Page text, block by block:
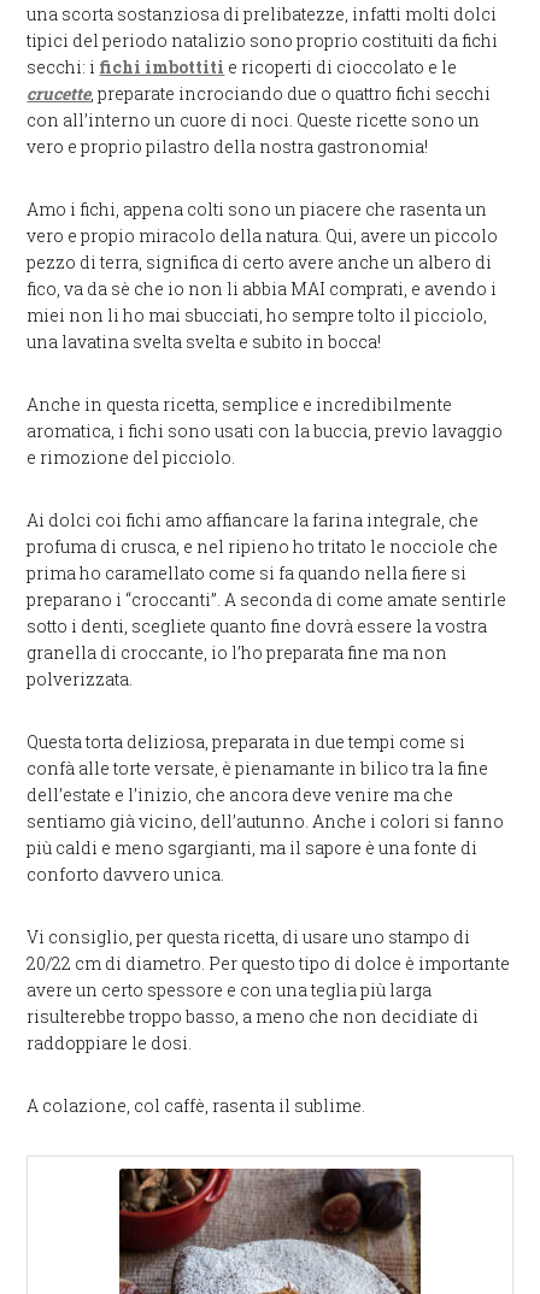
una scorta sostanziosa di prelibatezze, infatti molti dolci
tipici del periodo natalizio sono proprio costituiti da fichi
secchi: i fichi imbottiti e ricoperti di cioccolato e le
crucette, preparate incrociando due o quattro fichi secchi
con all’interno un cuore di noci. Queste ricette sono un
vero e proprio pilastro della nostra gastronomia!
Amo i fichi, appena colti sono un piacere che rasenta un
vero e propio miracolo della natura. Qui, avere un piccolo
pezzo di terra, significa di certo avere anche un albero di
fico, va da sè che io non li abbia MAI comprati, e avendo i
miei non li ho mai sbucciati, ho sempre tolto il picciolo,
una lavatina svelta svelta e subito in bocca!
Anche in questa ricetta, semplice e incredibilmente
aromatica, i fichi sono usati con la buccia, previo lavaggio
e rimozione del picciolo.
Ai dolci coi fichi amo affiancare la farina integrale, che
profuma di crusca, e nel ripieno ho tritato le nocciole che
prima ho caramellato come si fa quando nella fiere si
preparano i “croccanti”. A seconda di come amate sentirle
sotto i denti, scegliete quanto fine dovrà essere la vostra
granella di croccante, io l’ho preparata fine ma non
polverizzata.
Questa torta deliziosa, preparata in due tempi come si
confà alle torte versate, è pienamante in bilico tra la fine
dell’estate e l’inizio, che ancora deve venire ma che
sentiamo già vicino, dell’autunno. Anche i colori si fanno
più caldi e meno sgargianti, ma il sapore è una fonte di
conforto davvero unica.
Vi consiglio, per questa ricetta, di usare uno stampo di
20/22 cm di diametro. Per questo tipo di dolce è importante
avere un certo spessore e con una teglia più larga
risulterebbe troppo basso, a meno che non decidiate di
raddoppiare le dosi.
A colazione, col caffè, rasenta il sublime.